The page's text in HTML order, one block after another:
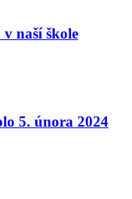
naší škole
5. února 2024